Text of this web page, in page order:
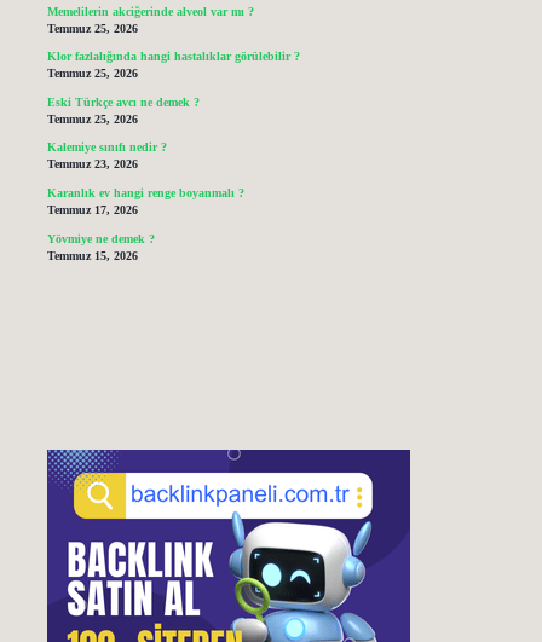
Memelilerin akciğerinde alveol var mı ?
Temmuz 25, 2026
Klor fazlalığında hangi hastalıklar görülebilir ?
Temmuz 25, 2026
Eski Türkçe avcı ne demek ?
Temmuz 25, 2026
Kalemiye sınıfı nedir ?
Temmuz 23, 2026
Karanlık ev hangi renge boyanmalı ?
Temmuz 17, 2026
Yövmiye ne demek ?
Temmuz 15, 2026